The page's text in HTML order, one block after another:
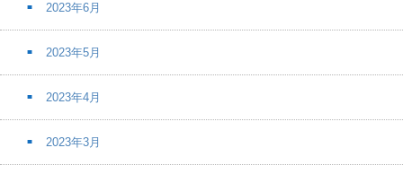
2023年6月
2023年5月
2023年4月
2023年3月